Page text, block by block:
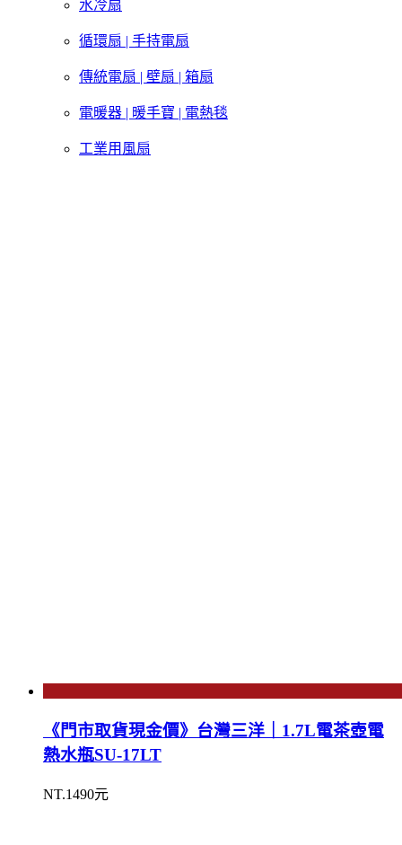
水冷扇
循環扇 | 手持電扇
傳統電扇 | 壁扇 | 箱扇
電暖器 | 暖手寶 | 電熱毯
工業用風扇
《門市取貨現金價》台灣三洋｜1.7L電茶壺電
熱水瓶SU-17LT
NT.1490元